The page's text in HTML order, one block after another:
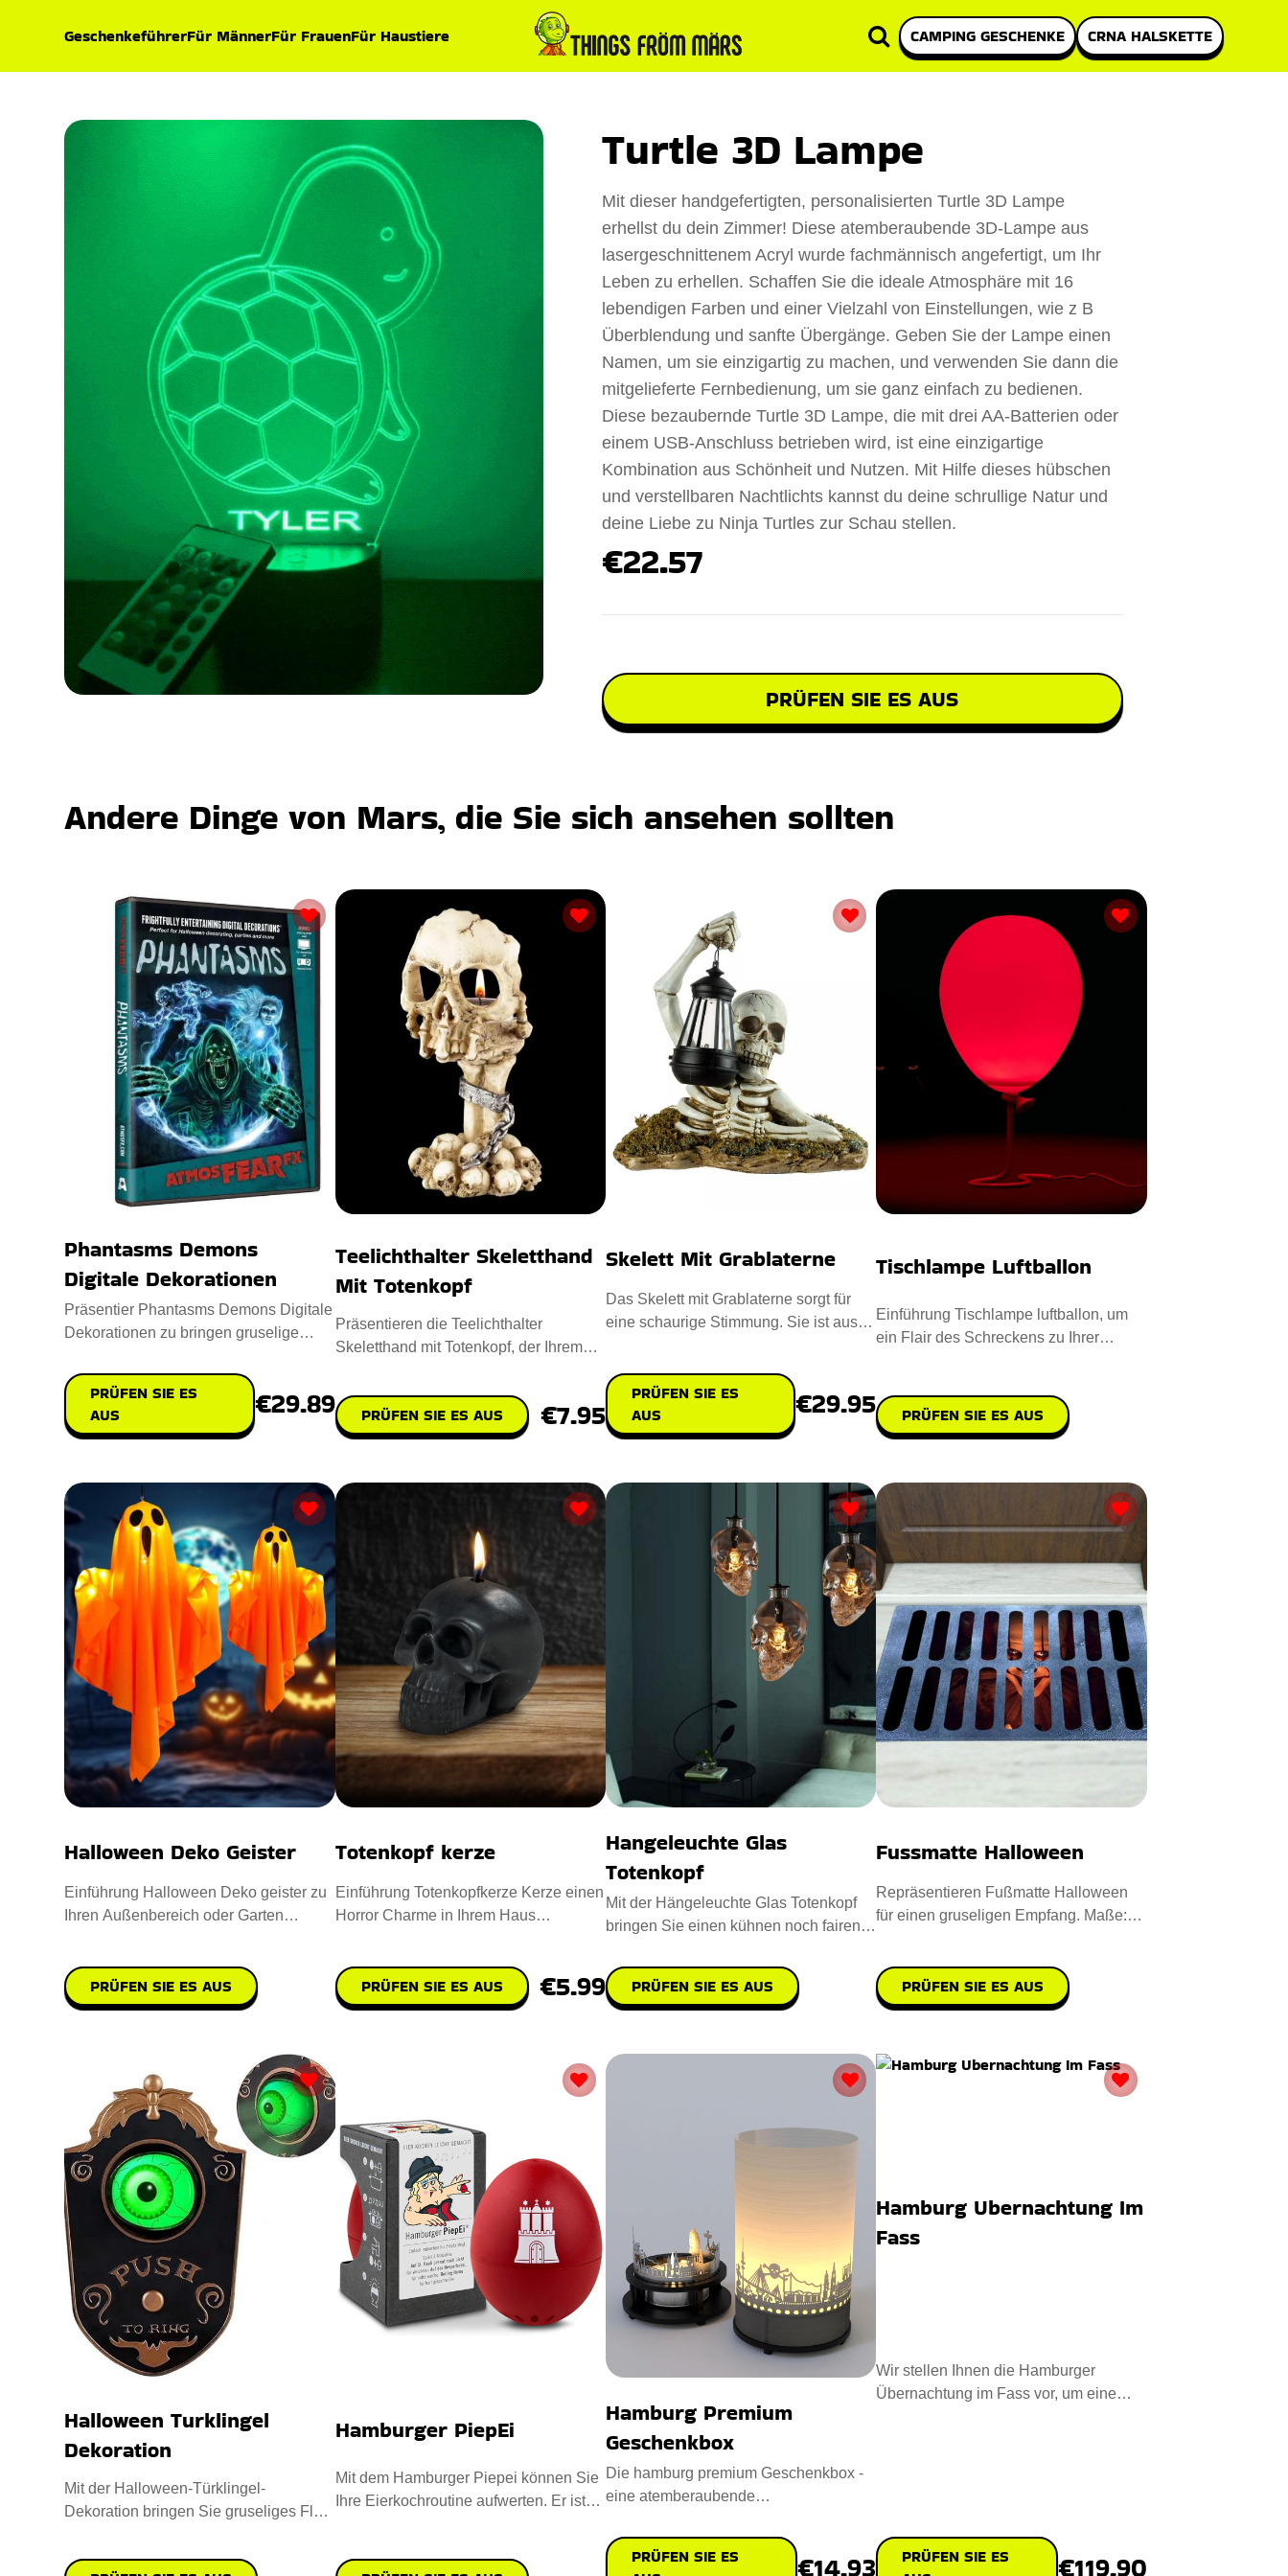
GeschenkeführerFür MännerFür FrauenFür Haustiere CAMPING GESCHENKE CRNA HALSKETTE
Turtle 3D Lampe
Mit dieser handgefertigten, personalisierten Turtle 3D Lampe
erhellst du dein Zimmer! Diese atemberaubende 3D-Lampe aus
lasergeschnittenem Acryl wurde fachmännisch angefertigt, um Ihr
Leben zu erhellen. Schaffen Sie die ideale Atmosphäre mit 16
lebendigen Farben und einer Vielzahl von Einstellungen, wie z B
Überblendung und sanfte Übergänge. Geben Sie der Lampe einen
Namen, um sie einzigartig zu machen, und verwenden Sie dann die
mitgelieferte Fernbedienung, um sie ganz einfach zu bedienen.
Diese bezaubernde Turtle 3D Lampe, die mit drei AA-Batterien oder
einem USB-Anschluss betrieben wird, ist eine einzigartige
Kombination aus Schönheit und Nutzen. Mit Hilfe dieses hübschen
und verstellbaren Nachtlichts kannst du deine schrullige Natur und
deine Liebe zu Ninja Turtles zur Schau stellen.
€22.57
PRÜFEN SIE ES AUS
Andere Dinge von Mars, die Sie sich ansehen sollten
Phantasms Demons
Digitale Dekorationen
Präsentier Phantasms Demons Digitale
Dekorationen zu bringen gruselige
PRÜFEN SIE ES
AUS
€29.89
Teelichthalter Skeletthand
Mit Totenkopf
Präsentieren die Teelichthalter
Skeletthand mit Totenkopf, der Ihrem
PRÜFEN SIE ES AUS €7.95
Skelett Mit Grablaterne
Das Skelett mit Grablaterne sorgt für
eine schaurige Stimmung. Sie ist aus
PRÜFEN SIE ES
AUS
€29.95
Tischlampe Luftballon
Einführung Tischlampe luftballon, um
ein Flair des Schreckens zu Ihrer
PRÜFEN SIE ES AUS
Halloween Deko Geister
Einführung Halloween Deko geister zu
Ihren Außenbereich oder Garten
PRÜFEN SIE ES AUS
Totenkopf kerze
Einführung Totenkopfkerze Kerze einen
Horror Charme in Ihrem Haus
PRÜFEN SIE ES AUS €5.99
Hangeleuchte Glas
Totenkopf
Mit der Hängeleuchte Glas Totenkopf
bringen Sie einen kühnen noch fairen
PRÜFEN SIE ES AUS
Fussmatte Halloween
Repräsentieren Fußmatte Halloween
für einen gruseligen Empfang. Maße:
PRÜFEN SIE ES AUS
Halloween Turklingel
Dekoration
Mit der Halloween-Türklingel-
Dekoration bringen Sie gruseliges Flair
Hamburger PiepEi
Mit dem Hamburger Piepei können Sie
Ihre Eierkochroutine aufwerten. Er ist
Hamburg Premium
Geschenkbox
Die hamburg premium Geschenkbox -
eine atemberaubende
Hamburger Wah
PRÜFEN SIE ES
€14.93
Hamburg Ubernachtung Im
Fass
Wir stellen Ihnen die Hamburger
Übernachtung im Fass vor, um eine
PRÜFEN SIE ES
€119.90